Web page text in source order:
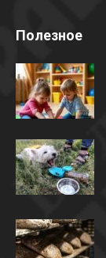
Полезное